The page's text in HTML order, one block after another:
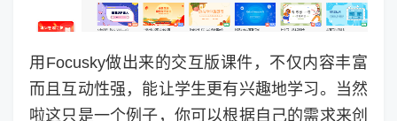
用Focusky做出来的交互版课件，不仅内容丰富
而且互动性强，能让学生更有兴趣地学习。当然
啦这只是一个例子，你可以根据自己的需求来创